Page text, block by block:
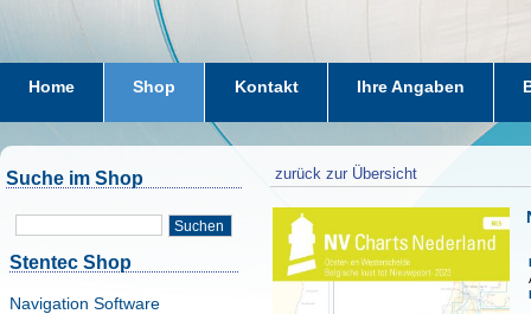
Home Shop Kontakt Ihre Angaben
Suche im Shop
Suchen
Stentec Shop
Navigation Software
zurück zur Übersicht